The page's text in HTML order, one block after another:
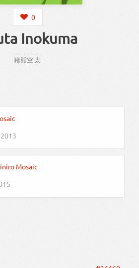
0
Inokuma
猪熊空 太
Mosaic